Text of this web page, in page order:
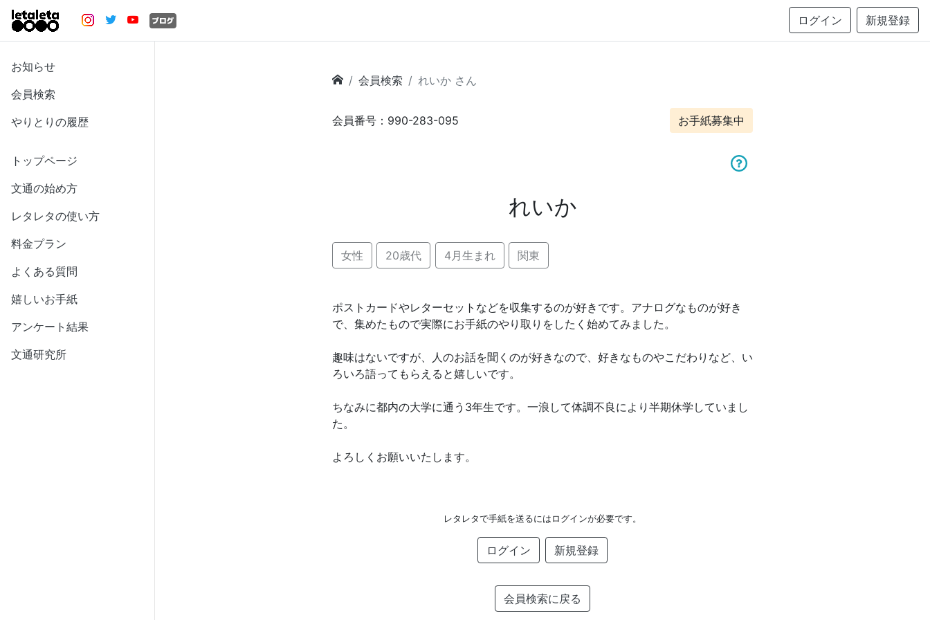
ログイン 新規登録
お知らせ
会員検索
やりとりの履歴
トップページ
文通の始め方
レタレタの使い方
料金プラン
よくある質問
嬉しいお手紙
アンケート結果
文通研究所
会員検索 れいか さん
会員番号：990-283-095 お手紙募集中
れいか
女性 20歳代 4月生まれ 関東
ポストカードやレターセットなどを収集するのが好きです。アナログなものが好き
で、集めたもので実際にお手紙のやり取りをしたく始めてみました。
趣味はないですが、人のお話を聞くのが好きなので、好きなものやこだわりなど、い
ろいろ語ってもらえると嬉しいです。
ちなみに都内の大学に通う3年生です。一浪して体調不良により半期休学していまし
た。
よろしくお願いいたします。
レタレタで手紙を送るにはログインが必要です。
ログイン 新規登録
会員検索に戻る